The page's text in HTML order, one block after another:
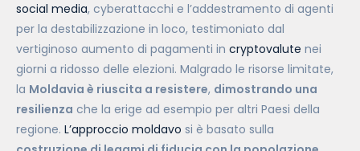
social media, cyberattacchi e l’addestramento di agenti
per la destabilizzazione in loco, testimoniato dal
vertiginoso aumento di pagamenti in cryptovalute nei
giorni a ridosso delle elezioni. Malgrado le risorse limitate,
la Moldavia è riuscita a resistere, dimostrando una
resilienza che la erige ad esempio per altri Paesi della
regione. L’approccio moldavo si è basato sulla